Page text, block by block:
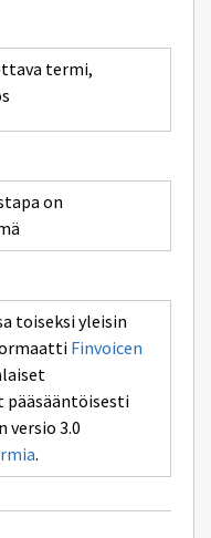
termi,
on
toiseksi yleisin
Finvoicen
versio 3.0
.